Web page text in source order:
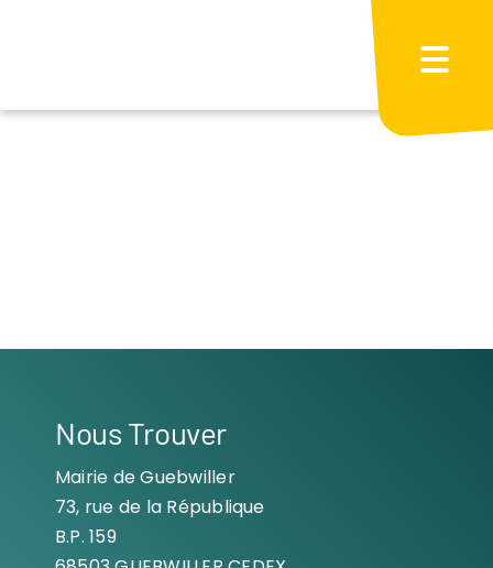
Nous Trouver
Mairie de Guebwiller
73, rue de la République
B.P. 159